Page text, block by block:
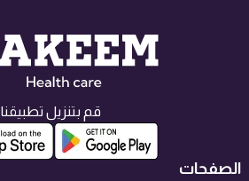
قم بتنزيل تطبيقنا
الصفحات